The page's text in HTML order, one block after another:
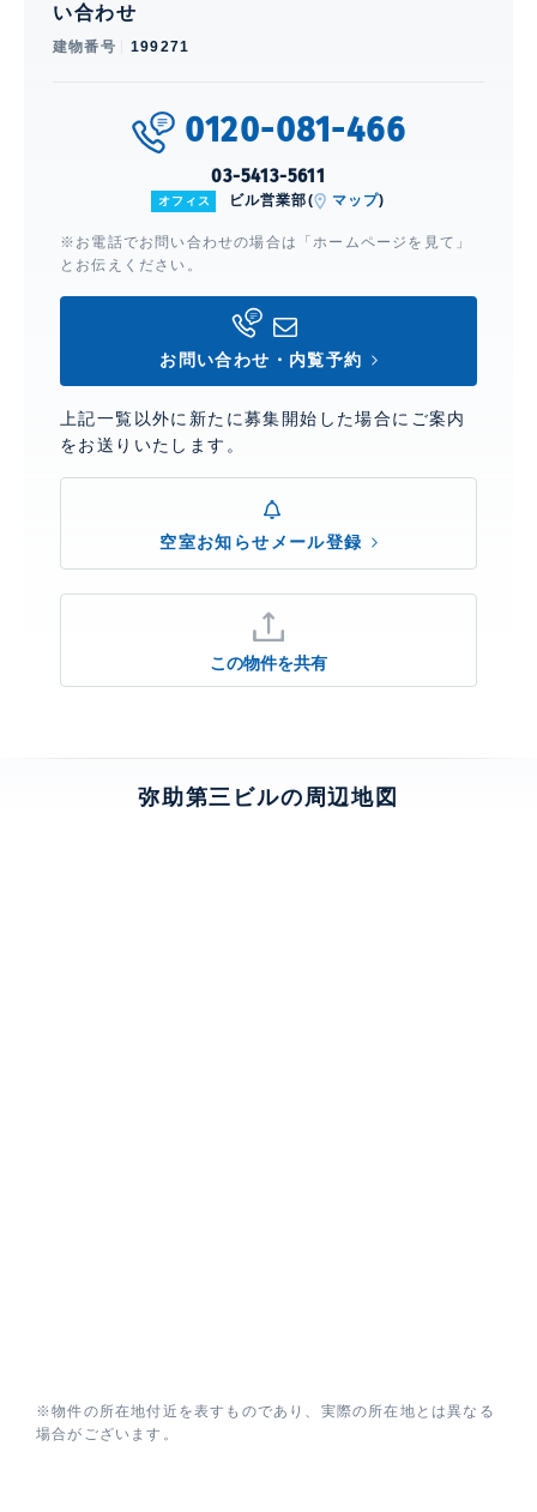
い合わせ
建物番号 199271
0120-081-466
03-5413-5611
オフィス ビル営業部( マップ)
※お電話でお問い合わせの場合は「ホームページを見て」
とお伝えください。
お問い合わせ・内覧予約
上記一覧以外に新たに募集開始した場合にご案内
をお送りいたします。
空室お知らせメール登録
この物件を共有
弥助第三ビルの周辺地図
※物件の所在地付近を表すものであり、実際の所在地とは異なる
場合がございます。